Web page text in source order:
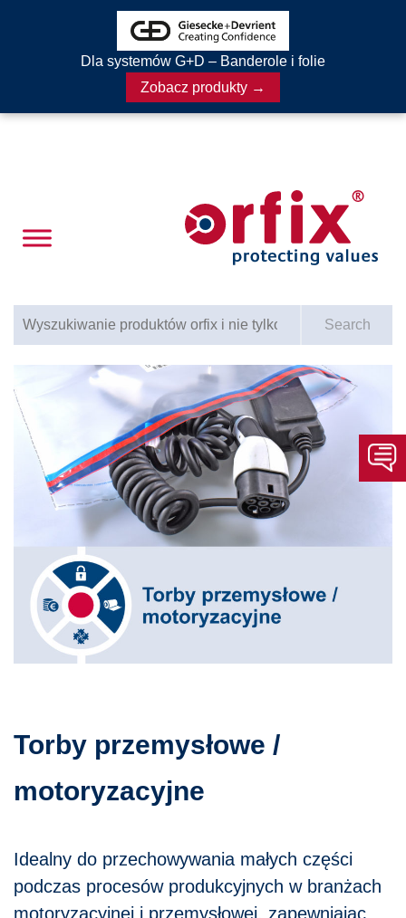
Search
Torby przemysłowe /
motoryzacyjne
Idealny do przechowywania małych części
podczas procesów produkcyjnych w branżach
motoryzacyjnej i przemysłowej, zapewniając
Dla systemów G+D – Banderole i folie
Zobacz produkty →